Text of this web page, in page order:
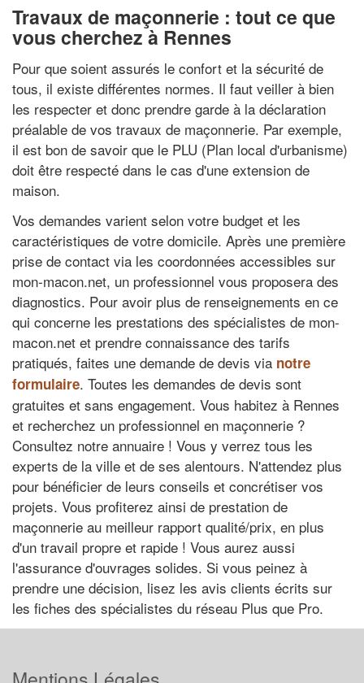
Travaux de maçonnerie : tout ce que
vous cherchez à Rennes
Pour que soient assurés le confort et la sécurité de
tous, il existe différentes normes. Il faut veiller à bien
les respecter et donc prendre garde à la déclaration
préalable de vos travaux de maçonnerie. Par exemple,
il est bon de savoir que le PLU (Plan local d'urbanisme)
doit être respecté dans le cas d'une extension de
maison.
Vos demandes varient selon votre budget et les
caractéristiques de votre domicile. Après une première
prise de contact via les coordonnées accessibles sur
mon-macon.net, un professionnel vous proposera des
diagnostics. Pour avoir plus de renseignements en ce
qui concerne les prestations des spécialistes de mon-
macon.net et prendre connaissance des tarifs
pratiqués, faites une demande de devis via notre
formulaire. Toutes les demandes de devis sont
gratuites et sans engagement. Vous habitez à Rennes
et recherchez un professionnel en maçonnerie ?
Consultez notre annuaire ! Vous y verrez tous les
experts de la ville et de ses alentours. N'attendez plus
pour bénéficier de leurs conseils et concrétiser vos
projets. Vous profiterez ainsi de prestation de
maçonnerie au meilleur rapport qualité/prix, en plus
d'un travail propre et rapide ! Vous aurez aussi
l'assurance d'ouvrages solides. Si vous peinez à
prendre une décision, lisez les avis clients écrits sur
les fiches des spécialistes du réseau Plus que Pro.